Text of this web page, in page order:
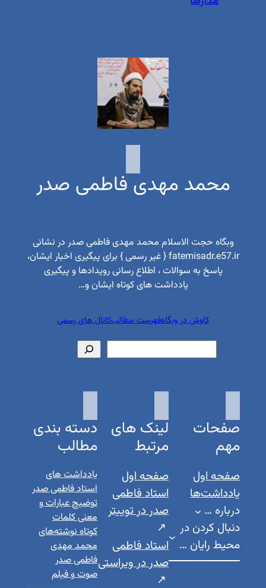
محمد مهدی فاطمی صدر
وبگاه حجت الاسلام محمد مهدی فاطمی صدر در نشانی
fatemisadr.e57.ir { غیر رسمی } برای پیگیری اخبار ایشان،
پاسخ به سوالات ، اطلاع رسانی رویدادها و پیگیری
یادداشت های کوتاه ایشان و…
کاوش در وبگاهفهرست مطالبکانال های رسمی
صفحات
مهم
صفحه اول
یادداشت‌ها
درباره …
دنبال کردن در
محیط رایان …
لینک های
مرتبط
صفحه اول
استاد فاطمی
صدر در توییتر
استاد فاطمی
صدر در ویراستی
دسته بندی
مطالب
یادداشت های
استاد فاطمی صدر
توضیح عبارات و
معنی کلمات
کوتاه نوشته‌های
محمد مهدی
فاطمی صدر
صوت و فیلم